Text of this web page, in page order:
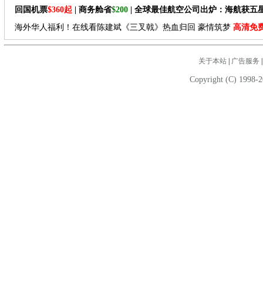
回国机票$360起 | 商务舱省$200 | 全球最佳航空公司出炉：海航获五
海外华人福利！在线看陈建斌《三叉戟》热血归回 豪情筑梦 高清免
关于本站| 广告服务
Copyright (C) 1998-